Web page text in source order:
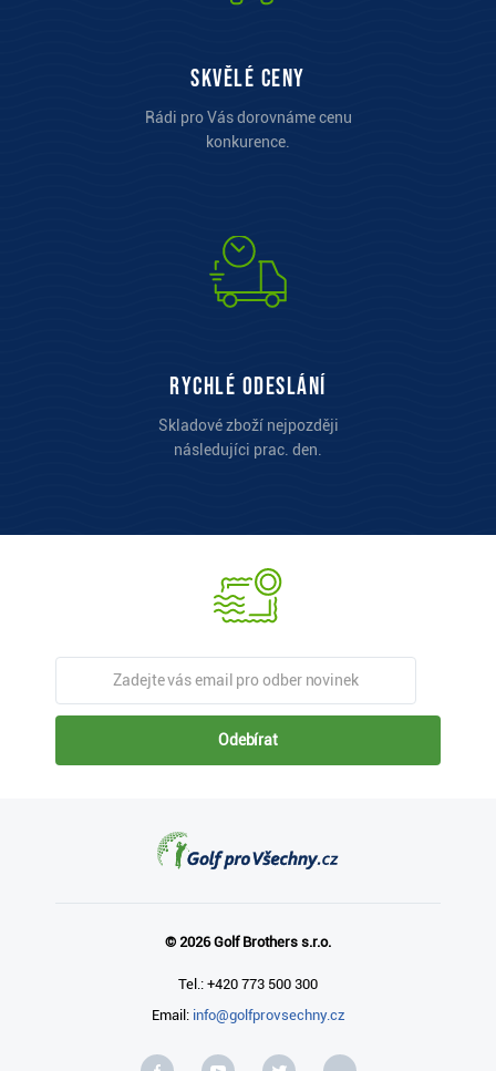
Skvělé ceny
Rádi pro Vás dorovnáme cenu
konkurence.
Rychlé odeslání
Skladové zboží nejpozději
následujíci prac. den.
Odebírat
© 2026 Golf Brothers s.r.o.
Tel.: +420 773 500 300
Email: info@golfprovsechny.cz